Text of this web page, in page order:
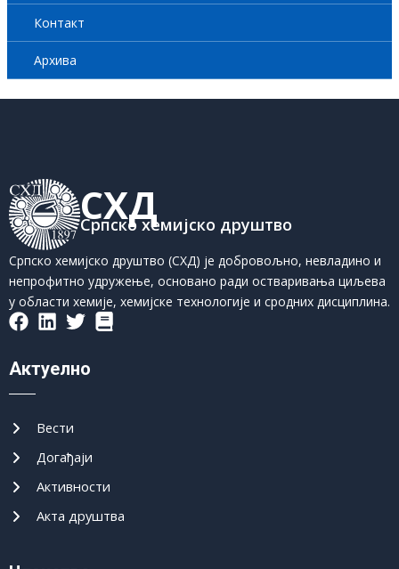
Контакт
Архива
СХД
Српско хемијско друштво
Српско хемијско друштво (СХД) је добровољно, невладино и
непрофитно удружење, основано ради остваривања циљева
у области хемије, хемијске технологије и сродних дисциплина.
Актуелно
Вести
Догађаји
Активности
Акта друштва